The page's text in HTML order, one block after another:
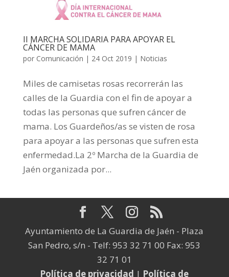
II MARCHA SOLIDARIA PARA APOYAR EL
CÁNCER DE MAMA
por Comunicación | 24 Oct 2019 | Noticias
Miles de camisetas rosas recorrerán las
calles de la Guardia con el fin de apoyar a
todas las personas que sufren cáncer de
mama. Los Guardeños/as se visten de rosa
para apoyar a las personas que sufren esta
enfermedad.La 2º Marcha de la Guardia de
Jaén organizada por...
Ayuntamiento de La Guardia de Jaén - Plaza
San Pedro, s/n - Telf: 953 32 71 00 Fax: 953
32 71 01
Política de privacidad | Política de